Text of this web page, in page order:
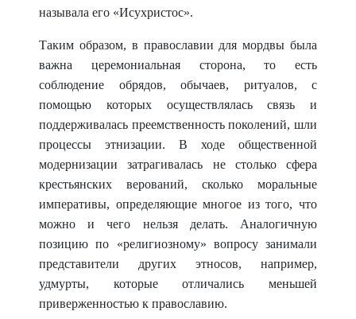
называла его «Исухристос».
Таким образом, в православии для мордвы была
важна церемониальная сторона, то есть
соблюдение обрядов, обычаев, ритуалов, с
помощью которых осуществлялась связь и
поддерживалась преемственность поколений, шли
процессы этнизации. В ходе общественной
модернизации затрагивалась не столько сфера
крестьянских верований, сколько моральные
императивы, определяющие многое из того, что
можно и чего нельзя делать. Аналогичную
позицию по «религиозному» вопросу занимали
представители других этносов, например,
удмурты, которые отличались меньшей
приверженностью к православию.